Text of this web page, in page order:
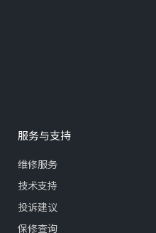
服务与支持
维修服务
技术支持
投诉建议
保修查询